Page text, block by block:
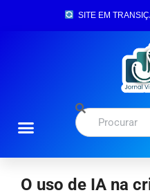
SITE EM
O uso de IA na